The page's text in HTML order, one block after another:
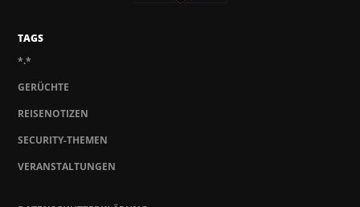
TAGS
*.*
GERÜCHTE
REISENOTIZEN
SECURITY-THEMEN
VERANSTALTUNGEN